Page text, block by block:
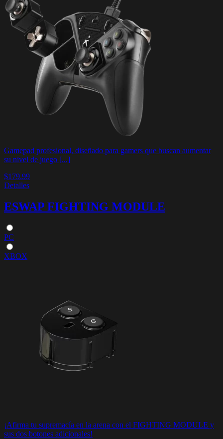
Gamepad profesional, diseñado para gamers que buscan aumentar
su nivel de juego [...]
$179.99
Detalles
ESWAP FIGHTING MODULE
PC
XBOX
¡Afirma tu supremacía en la arena con el FIGHTING MODULE y
sus dos botones adicionales!